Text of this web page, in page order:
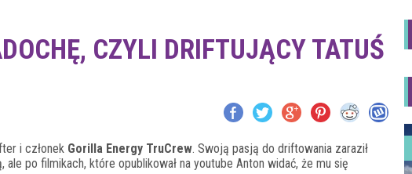
CZYLI DRIFTUJĄCY TATUŚ
i członek Gorilla Energy TruCrew. Swoją pasją do driftowania zaraził
po filmikach, które opublikował na youtube Anton widać, że mu się